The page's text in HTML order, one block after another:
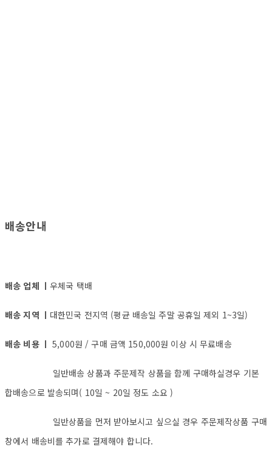
배송안내
배송 업체 ㅣ 우체국 택배
배송 지역 ㅣ 대한민국 전지역 (평균 배송일 주말 공휴일 제외 1~3일)
배송 비용 ㅣ5,000원 / 구매 금액 150,000원 이상 시 무료배송
일반배송 상품과 주문제작 상품을 함께 구매하실경우 기본
합배송으로 발송되며( 10일 ~ 20일 정도 소요 )
일반상품을 먼저 받아보시고 싶으실 경우 주문제작상품 구매
창에서 배송비를 추가로 결제해야 합니다.